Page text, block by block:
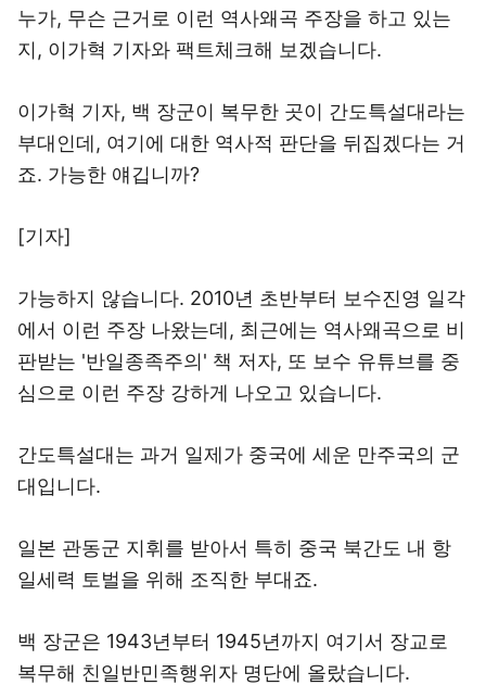
누가, 무슨 근거로 이런 역사왜곡 주장을 하고 있는
지, 이가혁 기자와 팩트체크해 보겠습니다.
이가혁 기자, 백 장군이 복무한 곳이 간도특설대라는
부대인데, 여기에 대한 역사적 판단을 뒤집겠다는 거
죠. 가능한 얘깁니까?
[기자]
가능하지 않습니다. 2010년 초반부터 보수진영 일각
에서 이런 주장 나왔는데, 최근에는 역사왜곡으로 비
판받는 '반일종족주의' 책 저자, 또 보수 유튜브를 중
심으로 이런 주장 강하게 나오고 있습니다.
간도특설대는 과거 일제가 중국에 세운 만주국의 군
대입니다.
일본 관동군 지휘를 받아서 특히 중국 북간도 내 항
일세력 토벌을 위해 조직한 부대죠.
백 장군은 1943년부터 1945년까지 여기서 장교로
복무해 친일반민족행위자 명단에 올랐습니다.